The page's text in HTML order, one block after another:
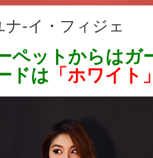
-イ・フィジェ
ペットからはガ
ドは 「ホワイト